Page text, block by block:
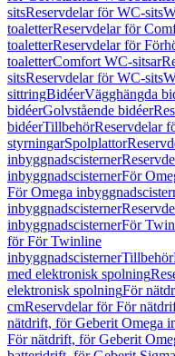
sitsReservdelar för WC-sits
toaletterReservdelar för
toaletterReservdelar för
toaletterComfort WC-sitsar
sitsReservdelar för WC-sits
sittringBidéerVägghängda
bidéerGolvstående bidéer
bidéerTillbehörReservdelar
styrningarSpolplattor
inbyggnadscisterner
inbyggnadscisternerFör
För Omega
inbyggnadscisterner
inbyggnadscisternerFör
för För Twinline
inbyggnadscisternerTillbehör
med elektronisk spolning
elektronisk spolningFör
cmReservdelar för För
nätdrift, för Geberit Omega
För nätdrift, för Geberit